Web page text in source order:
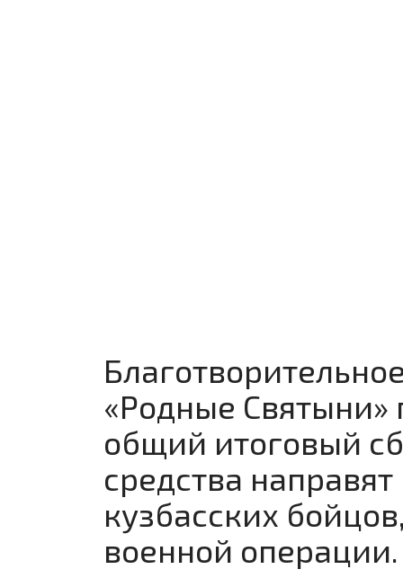
«Родные Святыни»
общий итоговый
средства
кузбасских
военной